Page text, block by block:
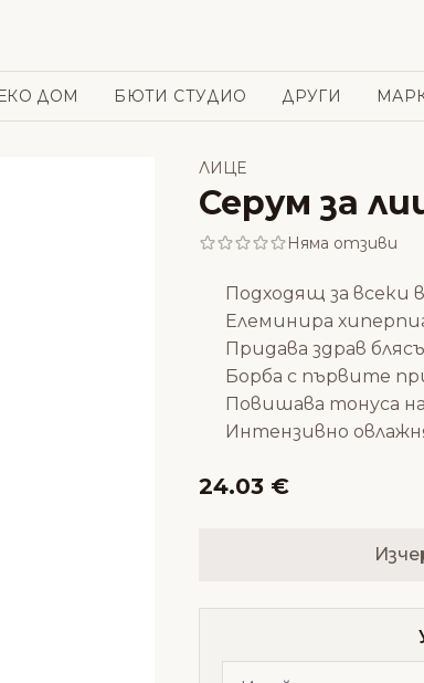
ЕКО ДОМ БЮТИ СТУДИО ДРУГИ
ЛИЦЕ
Серум за
Няма отзиви
Подходящ за всеки
Елеминира
Придава здрав
Борба с първите
Повишава тонуса
Интензивно
24.03 €